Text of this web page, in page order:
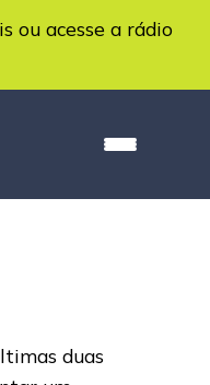
ou acesse a rádio
duas